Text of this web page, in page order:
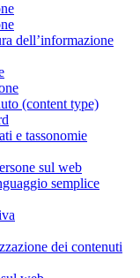
dell’informazione
(content type)
e tassonomie
sul web
semplice
dei contenuti